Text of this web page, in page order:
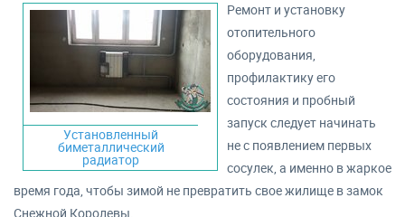
Установленный
биметаллический
радиатор
Ремонт и установку
отопительного
оборудования,
профилактику его
состояния и пробный
запуск следует начинать
не с появлением первых
сосулек, а именно в жаркое
время года, чтобы зимой не превратить свое жилище в замок
Снежной Королевы.